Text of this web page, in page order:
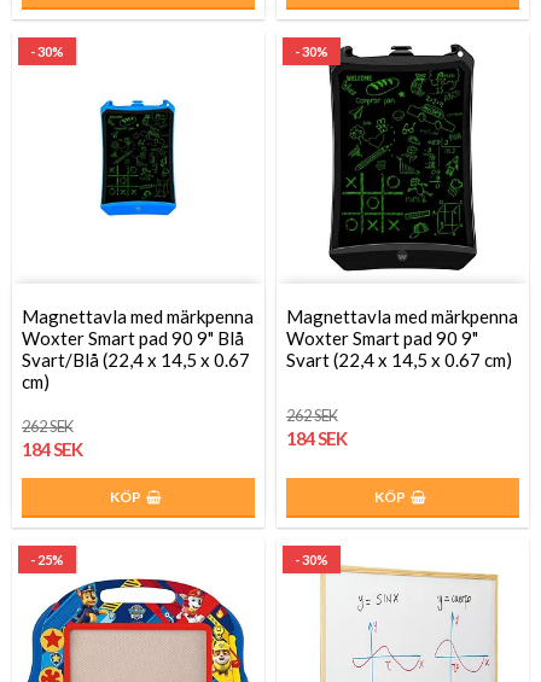
- 30%
Magnettavla med märkpenna
Woxter Smart pad 90 9" Blå
Svart/Blå (22,4 x 14,5 x 0.67
cm)
262 SEK
184 SEK
KÖP
- 30%
Magnettavla med märkpenna
Woxter Smart pad 90 9"
Svart (22,4 x 14,5 x 0.67 cm)
262 SEK
184 SEK
KÖP
- 25% - 30%